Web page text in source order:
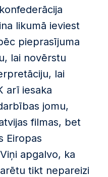
likumā ieviest
pieprasījuma
lai novērstu
lai
arī iesaka
jomu,
filmas, bet
Eiropas
apgalvo, ka
tikt nepareizi